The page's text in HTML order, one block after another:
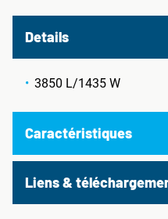
Details
3850 L/1435 W
Caractéristiques
Liens &